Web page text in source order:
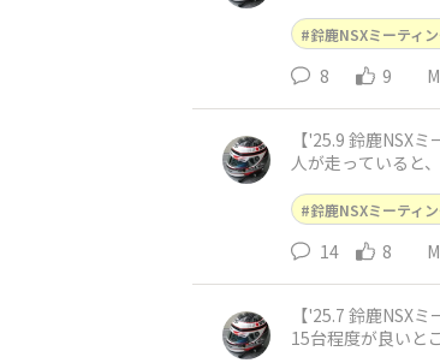
鈴鹿NSXミーティ
8 9
【'25.9 鈴鹿NSXミーティング】 今年の鈴鹿NSXミーティングは年5回です😀 3,7,12
人が走っていると
鈴鹿NSXミーティ
14 8
【'25.7 鈴鹿NSXミーティング】 そういえば、7月13～14日は鈴鹿詣ででした🙂 今回
15台程度が良いと